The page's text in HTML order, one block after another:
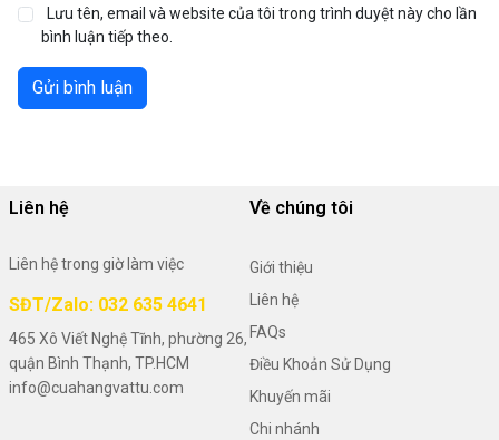
Lưu tên, email và website của tôi trong trình duyệt này cho lần
bình luận tiếp theo.
Gửi bình luận
Liên hệ
Liên hệ trong giờ làm việc
SĐT/Zalo: 032 635 4641
465 Xô Viết Nghệ Tĩnh, phường 26,
quận Bình Thạnh, TP.HCM
info@cuahangvattu.com
Về chúng tôi
Giới thiệu
Liên hệ
FAQs
Điều Khoản Sử Dụng
Khuyến mãi
Chi nhánh